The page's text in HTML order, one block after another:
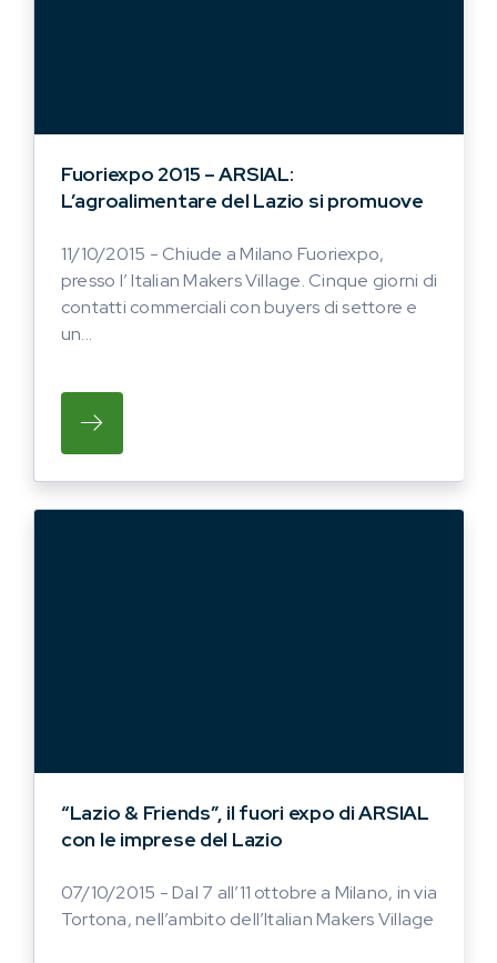
Fuoriexpo 2015 – ARSIAL:
L’agroalimentare del Lazio si promuove
11/10/2015 - Chiude a Milano Fuoriexpo,
presso l’ Italian Makers Village. Cinque giorni di
contatti commerciali con buyers di settore e
un...
SU CHIUDE A MILANO FUORIEXPO,
“Lazio & Friends”, il fuori expo di ARSIAL
con le imprese del Lazio
07/10/2015 - Dal 7 all’11 ottobre a Milano, in via
Tortona, nell’ambito dell’Italian Makers Village